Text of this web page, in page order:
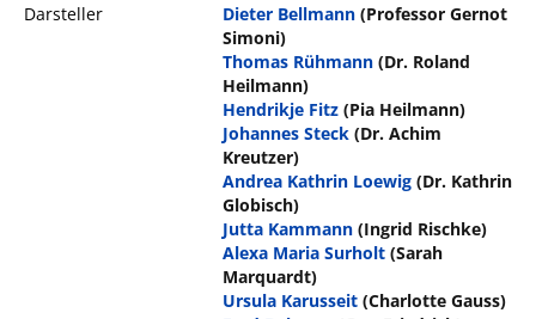
Darsteller
Dieter Bellmann (Professor Gernot
Simoni)
Thomas Rühmann (Dr. Roland
Heilmann)
Hendrikje Fitz (Pia Heilmann)
Johannes Steck (Dr. Achim
Kreutzer)
Andrea Kathrin Loewig (Dr. Kathrin
Globisch)
Jutta Kammann (Ingrid Rischke)
Alexa Maria Surholt (Sarah
Marquardt)
Ursula Karusseit (Charlotte Gauss)